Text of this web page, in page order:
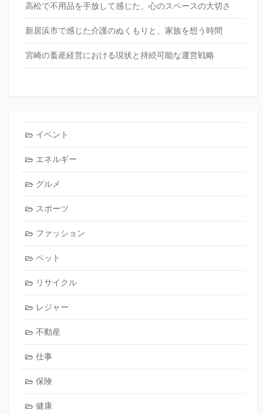
高松で不用品を手放して感じた、心のスペースの大切さ
新居浜市で感じた介護のぬくもりと、家族を想う時間
宮崎の畜産経営における現状と持続可能な運営戦略
イベント
エネルギー
グルメ
スポーツ
ファッション
ペット
リサイクル
レジャー
不動産
仕事
保険
健康